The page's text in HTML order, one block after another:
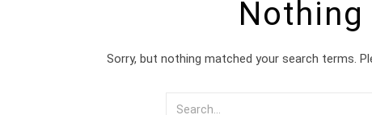
Nothing
Sorry, but nothing matched your search terms.